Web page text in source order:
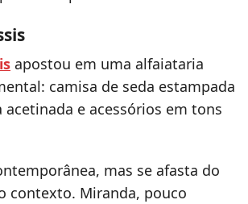
apostou em uma alfaiataria
camisa de seda estampada
acetinada e acessórios em tons
mas se afasta do
contexto. Miranda, pouco